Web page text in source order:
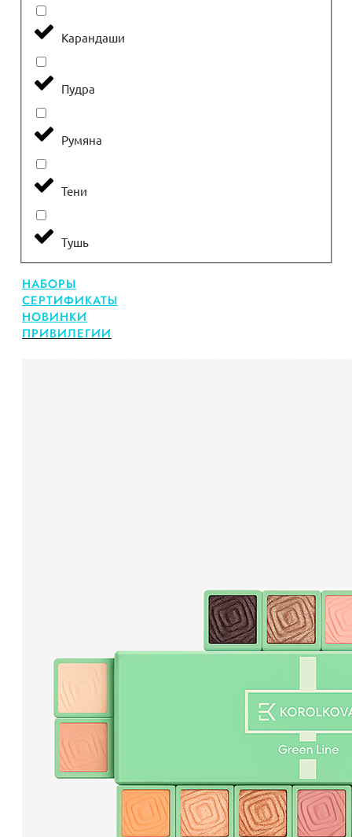
Карандаши
Пудра
Румяна
Тени
Тушь
НАБОРЫ
СЕРТИФИКАТЫ
НОВИНКИ
ПРИВИЛЕГИИ